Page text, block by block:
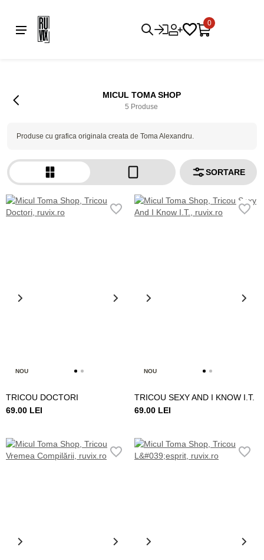
0
MICUL TOMA SHOP
5 Produse
Produse cu grafica originala creata de Toma Alexandru.
SORTARE
NOU
TRICOU DOCTORI
69.00 LEI
NOU
TRICOU SEXY AND I KNOW I.T.
69.00 LEI